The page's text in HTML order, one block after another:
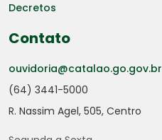
Decretos
Contato
ouvidoria@catalao.go.gov.br
(64) 3441-5000
R. Nassim Agel, 505, Centro